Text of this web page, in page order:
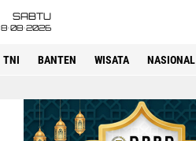
SABTU
8•08•2026
TNI BANTEN WISATA NASIONAL